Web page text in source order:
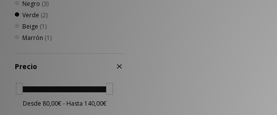
Negro (3)
Verde (2)
Beige (1)
Marrón (1)
Precio